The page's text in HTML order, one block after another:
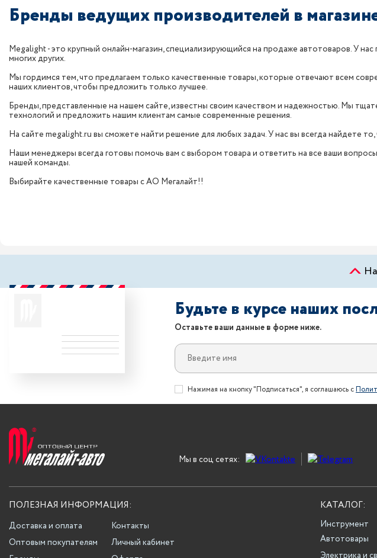
Бренды ведущих производителей в
Megalight - это крупный онлайн-магазин, специализирующийся на продаже автотоваров. У
многих других.
Мы гордимся тем, что предлагаем только качественные товары, которые отвечают всем
наших клиентов, чтобы предложить только лучшее.
Бренды, представленные на нашем сайте, известны своим качеством и надежностью. Мы
технологий и предложить нашим клиентам самые современные решения.
На сайте megalight.ru вы сможете найти решение для любых задач. У нас вы всегда найдете
Наши менеджеры всегда готовы помочь вам с выбором товара и ответить на все ваши
нашей команды.
Выбирайте качественные товары с АО Мегалайт!!
Будьте в курсе наших
Оставьте ваши данные в форме ниже.
Нажимая на кнопку "Подписаться", я соглашаюсь с
Мы в соц сетях:
ПОЛЕЗНАЯ ИНФОРМАЦИЯ:
Доставка и оплата
Оптовым покупателям
Контакты
Личный кабинет
КАТАЛОГ:
Инструмент
Автотовары
Электрика и